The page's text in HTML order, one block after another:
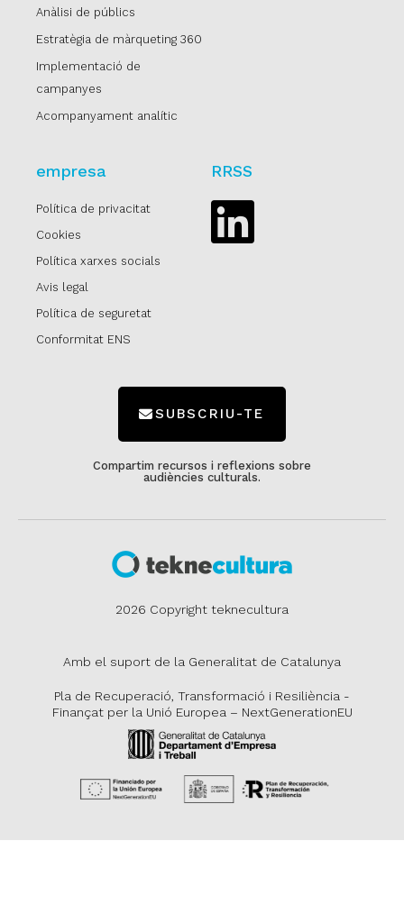
Anàlisi de públics
Estratègia de màrqueting 360
Implementació de
campanyes
Acompanyament analític
empresa
Política de privacitat
Cookies
Política xarxes socials
Avis legal
Política de seguretat
Conformitat ENS
RRSS
SUBSCRIU-TE
Compartim recursos i reflexions sobre
audiències culturals.
2026 Copyright teknecultura
Amb el suport de la Generalitat de Catalunya
Pla de Recuperació, Transformació i Resiliència -
Finançat per la Unió Europea – NextGenerationEU